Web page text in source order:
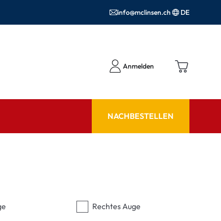
info@mclinsen.ch DE
Anmelden
NACHBESTELLEN
Rechtes Auge